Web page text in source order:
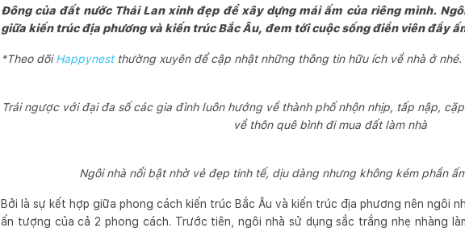
Đông của đất nước Thái Lan xinh đẹp để xây dựng mái ấm của riêng mình.
giữa kiến trúc địa phương và kiến trúc Bắc Âu, đem tới cuộc sống điền viên đầy
*Theo dõiHappynestthường xuyên để cập nhật những thông tin hữu ích về nhà ở nhé.
Trái ngược với đại đa số các gia đình luôn hướng về thành phố nhộn nhịp, tấp nập,
về thôn quê bình đi mua đất làm nhà
Ngôi nhà nổi bật nhờ vẻ đẹp tinh tế, dịu dàng nhưng không kém phần
Bởi là sự kết hợp giữa phong cách kiến trúc Bắc Âu và kiến trúc địa phương nên ngôi
ấn tượng của cả 2 phong cách. Trước tiên, ngôi nhà sử dụng sắc trắng nhẹ nhàng